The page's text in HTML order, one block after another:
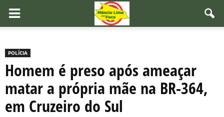
POLÍCIA
Homem é preso após ameaçar
matar a própria mãe na BR-364,
em Cruzeiro do Sul